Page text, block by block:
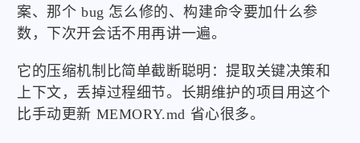
案、那个 bug 怎么修的、构建命令要加什么参
数，下次开会话不用再讲一遍。
它的压缩机制比简单截断聪明：提取关键决策和
上下文，丢掉过程细节。长期维护的项目用这个
比手动更新 MEMORY.md 省心很多。